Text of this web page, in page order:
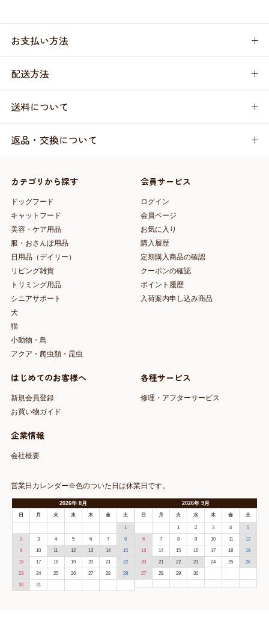
お支払い方法
配送方法
送料について
返品・交換について
カテゴリから探す
ドッグフード
キャットフード
美容・ケア用品
服・おさんぽ用品
日用品（デイリー）
リビング雑貨
トリミング用品
シニアサポート
犬
猫
小動物・鳥
アクア・爬虫類・昆虫
会員サービス
ログイン
会員ページ
お気に入り
購入履歴
定期購入商品の確認
クーポンの確認
ポイント履歴
入荷案内申し込み商品
はじめてのお客様へ
新規会員登録
お買い物ガイド
各種サービス
修理・アフターサービス
企業情報
会社概要
営業日カレンダー※色のついた日は休業日です。
2026年 8月
日 月 火 水 木 金 土
1
2 3 4 5 6 7 8
9 10 11 12 13 14 15
16 17 18 19 20 21 22
23 24 25 26 27 28 29
30 31
2026年9月
日 月 火 水 木 金 土
1 2 3 4 5
6 7 8 9 10 11 12
13 14 15 16 17 18 19
20 21 22 23 24 25 26
27 28 29 30